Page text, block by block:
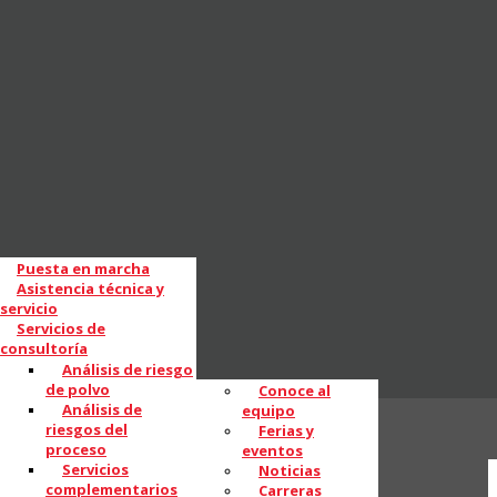
Puesta en marcha
Asistencia técnica y
servicio
Servicios de
consultoría
Análisis de riesgo
de polvo
Análisis de
riesgos del
proceso
Servicios
complementarios
Conoce al
equipo
Ferias y
eventos
Noticias
Carreras